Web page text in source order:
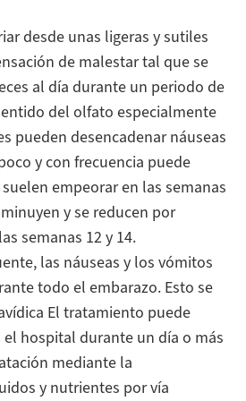
desde unas ligeras y sutiles
de malestar tal que se
al día durante un periodo de
del olfato especialmente
pueden desencadenar náuseas
y con frecuencia puede
empeorar en las semanas
y se reducen por
semanas 12 y 14.
las náuseas y los vómitos
todo el embarazo. Esto se
El tratamiento puede
hospital durante un día o más
mediante la
y nutrientes por vía